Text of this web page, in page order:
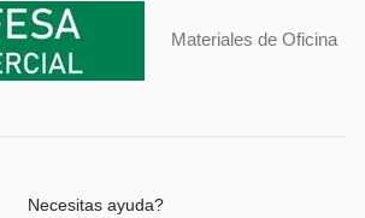
Materiales de Oficina
Necesitas ayuda?